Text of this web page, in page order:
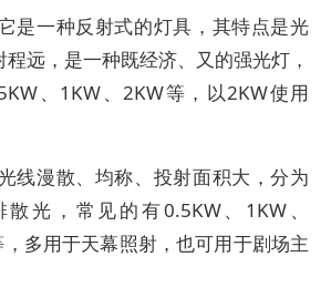
是一种反射式的灯具，其特点是光
远，是一种既经济、又的强光灯，
、1KW、2KW等，以2KW使用
线漫散、均称、投射面积大，分为
光，常见的有0.5KW、1KW、
多用于天幕照射，也可用于剧场主